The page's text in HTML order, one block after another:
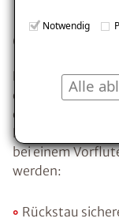
Notwendig
Alle
der DIN
Durch einen
dass das Wasser
durch ein
Hebepumpe
bei einem
werden:
Rückstau
E-Mail
Voraussetzung